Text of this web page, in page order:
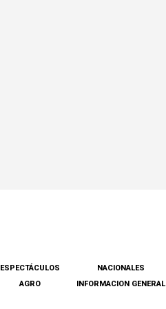
ESPECTÁCULOS
AGRO
NACIONALES
INFORMACION GENERAL